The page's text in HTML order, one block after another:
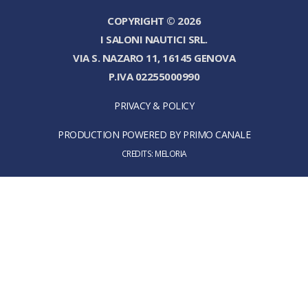
COPYRIGHT © 2026
I SALONI NAUTICI SRL.
VIA S. NAZARO 11, 16145 GENOVA
P.IVA 02255000990
PRIVACY & POLICY
PRODUCTION POWERED BY PRIMO CANALE
CREDITS: MELORIA